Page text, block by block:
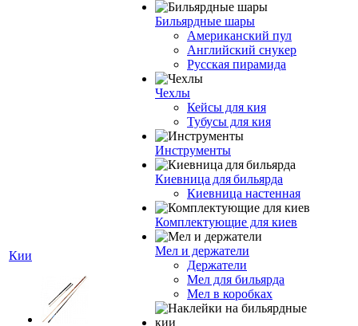
Кии
Бильярдные шары
Американский пул
Английский снукер
Русская пирамида
Чехлы
Кейсы для кия
Тубусы для кия
Инструменты
Киевница для бильярда
Киевница настенная
Комплектующие для киев
Мел и держатели
Держатели
Мел для бильярда
Мел в коробках